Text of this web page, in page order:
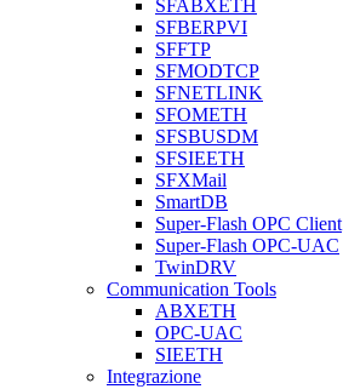
SFABXETH
SFBERPVI
SFFTP
SFMODTCP
SFNETLINK
SFOMETH
SFSBUSDM
SFSIEETH
SFXMail
SmartDB
Super-Flash OPC Client
Super-Flash OPC-UAC
TwinDRV
Communication Tools
ABXETH
OPC-UAC
SIEETH
Integrazione